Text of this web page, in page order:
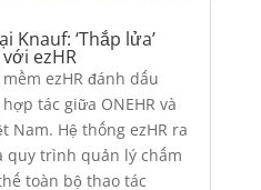
Knauf: ‘Thắp lửa’
ezHR
ezHR đánh dấu
tác giữa ONEHR và
Nam. Hệ thống ezHR ra
quy trình quản lý chấm
toàn bộ thao tác